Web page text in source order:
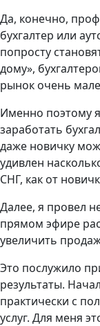
Да, конечно,
бухгалтер или
попросту
дому»,
рынок очень
Именно поэтому
заработать
даже новичку
удивлен
СНГ, как от
Далее, я провел
прямом эфире
увеличить
Это послужило
результаты.
практически с
услуг. Для меня